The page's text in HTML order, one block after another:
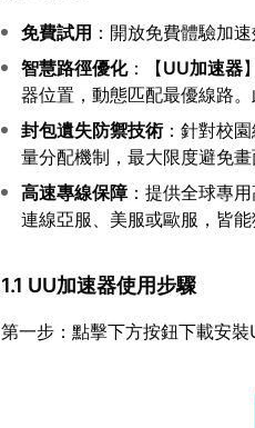
免費試用 ：開放免費體驗加
智慧路徑優化：【UU加速器
器位置，動態匹配最優線路
封包遺失防禦技術：針對校
量分配機制，最大限度避免
高速專線保障：提供全球專
連線亞服、美服或歐服，皆
1.1 UU加速器使用步驟
第一步：點擊下方按鈕下載安裝